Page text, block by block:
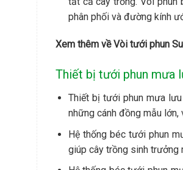
Xem thêm về Vòi tưới